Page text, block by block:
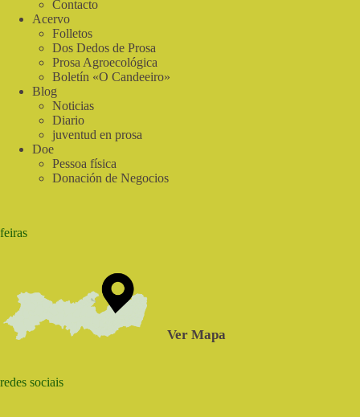
Contacto
Acervo
Folletos
Dos Dedos de Prosa
Prosa Agroecológica
Boletín «O Candeeiro»
Blog
Noticias
Diario
juventud en prosa
Doe
Pessoa física
Donación de Negocios
feiras
Ver Mapa
redes sociais